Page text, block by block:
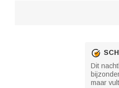
Dit
maar